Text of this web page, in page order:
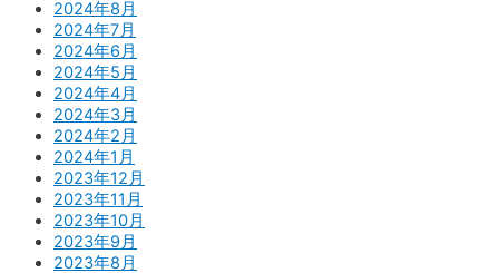
2024年8月
2024年7月
2024年6月
2024年5月
2024年4月
2024年3月
2024年2月
2024年1月
2023年12月
2023年11月
2023年10月
2023年9月
2023年8月